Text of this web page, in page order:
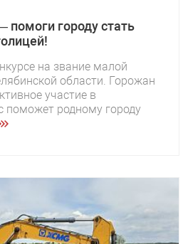
городу стать
на звание малой
области. Горожан
участие в
поможет родному городу